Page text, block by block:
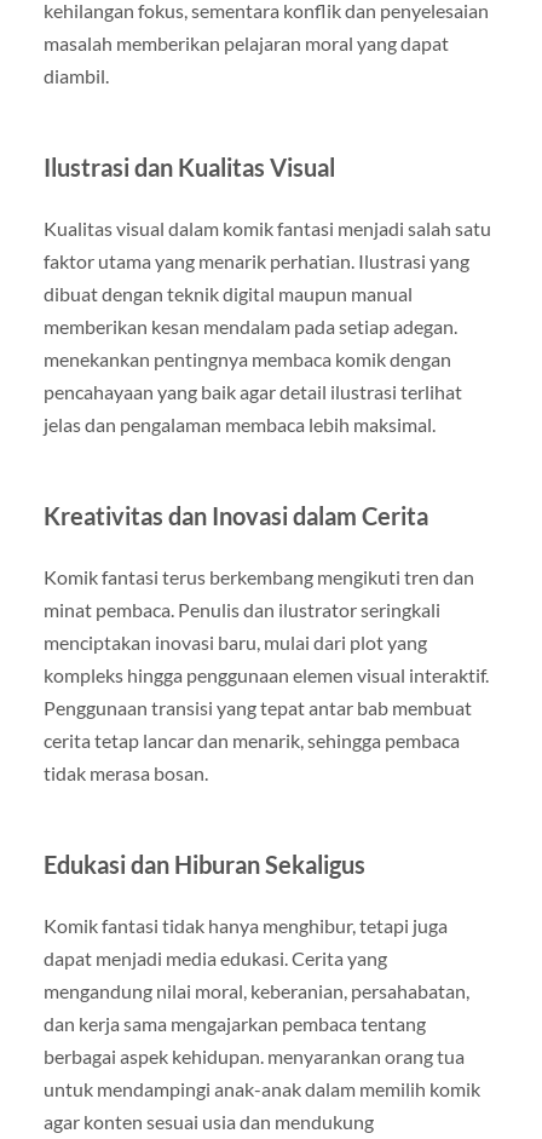
kehilangan fokus, sementara konflik dan penyelesaian
masalah memberikan pelajaran moral yang dapat
diambil.
Ilustrasi dan Kualitas Visual
Kualitas visual dalam komik fantasi menjadi salah satu
faktor utama yang menarik perhatian. Ilustrasi yang
dibuat dengan teknik digital maupun manual
memberikan kesan mendalam pada setiap adegan.
menekankan pentingnya membaca komik dengan
pencahayaan yang baik agar detail ilustrasi terlihat
jelas dan pengalaman membaca lebih maksimal.
Kreativitas dan Inovasi dalam Cerita
Komik fantasi terus berkembang mengikuti tren dan
minat pembaca. Penulis dan ilustrator seringkali
menciptakan inovasi baru, mulai dari plot yang
kompleks hingga penggunaan elemen visual interaktif.
Penggunaan transisi yang tepat antar bab membuat
cerita tetap lancar dan menarik, sehingga pembaca
tidak merasa bosan.
Edukasi dan Hiburan Sekaligus
Komik fantasi tidak hanya menghibur, tetapi juga
dapat menjadi media edukasi. Cerita yang
mengandung nilai moral, keberanian, persahabatan,
dan kerja sama mengajarkan pembaca tentang
berbagai aspek kehidupan. menyarankan orang tua
untuk mendampingi anak-anak dalam memilih komik
agar konten sesuai usia dan mendukung